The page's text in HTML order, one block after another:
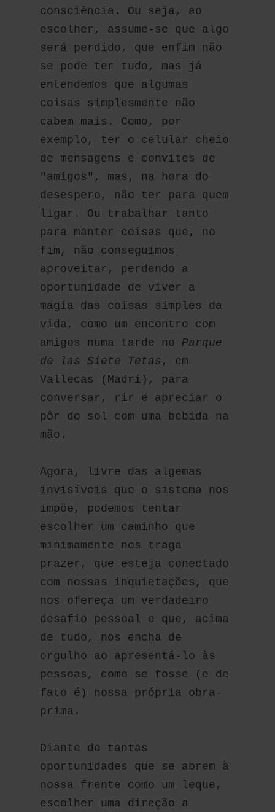
consciência. Ou seja, ao
escolher, assume-se que algo
será perdido, que enfim não
se pode ter tudo, mas já
entendemos que algumas
coisas simplesmente não
cabem mais. Como, por
exemplo, ter o celular cheio
de mensagens e convites de
"amigos", mas, na hora do
desespero, não ter para quem
ligar. Ou trabalhar tanto
para manter coisas que, no
fim, não conseguimos
aproveitar, perdendo a
oportunidade de viver a
magia das coisas simples da
vida, como um encontro com
amigos numa tarde no Parque
de las Siete Tetas , em
Vallecas (Madri), para
conversar, rir e apreciar o
pôr do sol com uma bebida na
mão.
Agora, livre das algemas
invisíveis que o sistema nos
impõe, podemos tentar
escolher um caminho que
minimamente nos traga
prazer, que esteja conectado
com nossas inquietações, que
nos ofereça um verdadeiro
desafio pessoal e que, acima
de tudo, nos encha de
orgulho ao apresentá-lo às
pessoas, como se fosse (e de
fato é) nossa própria obra-
prima.
Diante de tantas
oportunidades que se abrem à
nossa frente como um leque,
escolher uma direção a